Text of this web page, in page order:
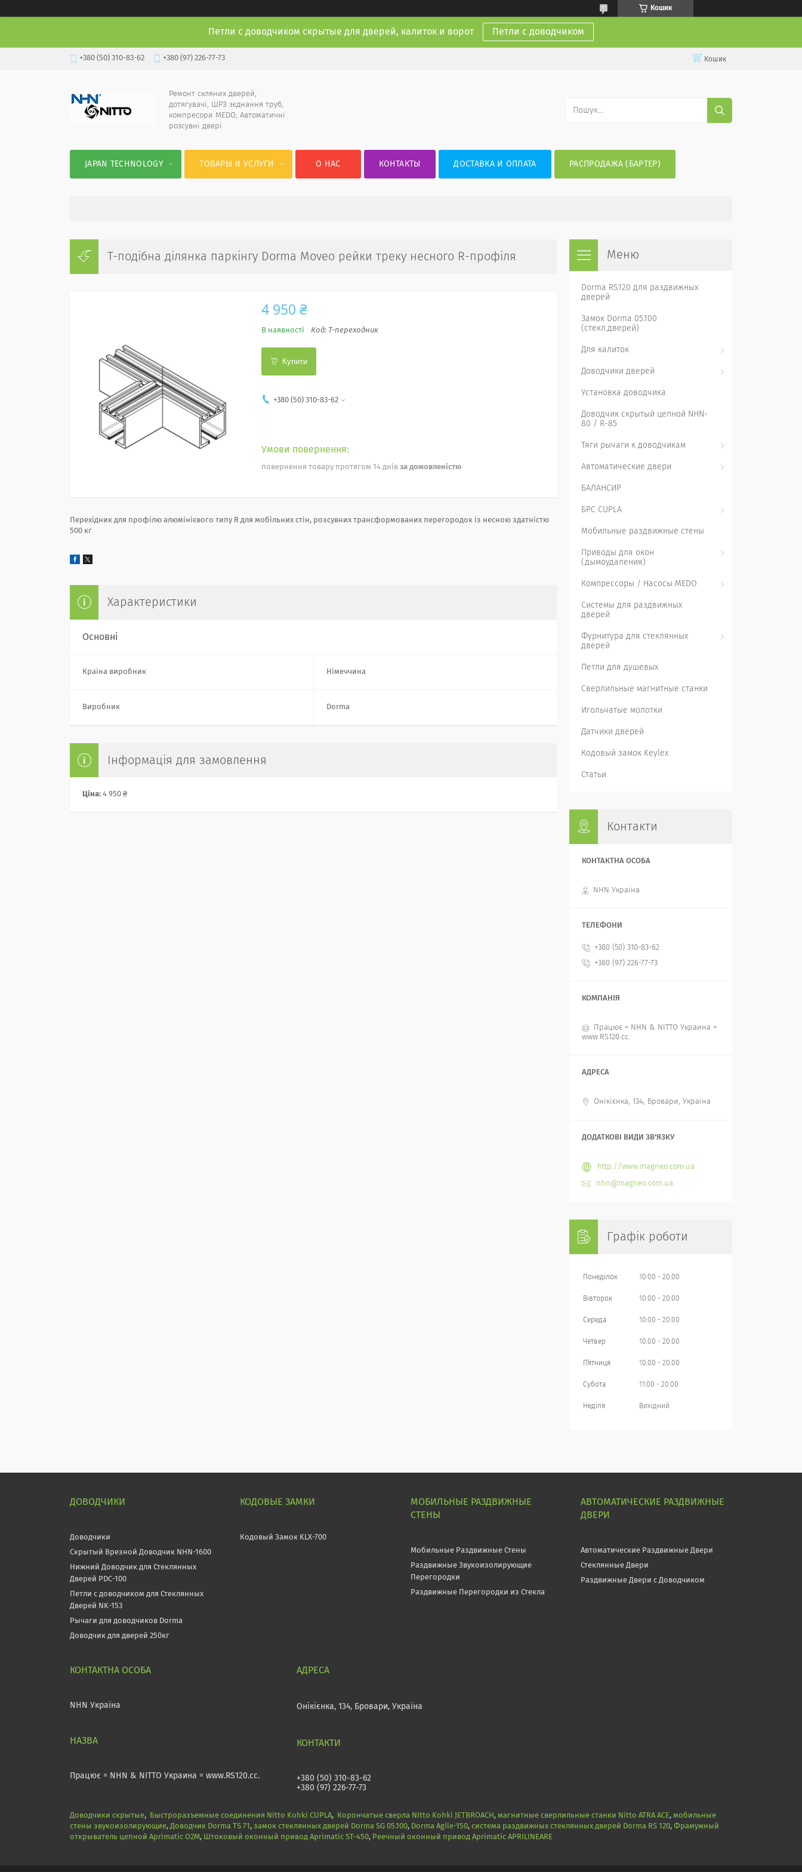
Кошик
Петли с доводчиком скрытые для дверей, калиток и ворот Петли с доводчиком
+380 (50) 310-83-62 +380 (97) 226-77-73 Кошик
Ремонт скляних дверей,
дотягувачі, ШРЗ зєднання труб,
компресори MEDO, Автоматичні
розсувні двері
JAPAN TECHNOLOGY ТОВАРЫ И УСЛУГИ О НАС КОНТАКТЫ ДОСТАВКА И ОПЛАТА РАСПРОДАЖА (БАРТЕР)
Т-подібна ділянка паркінгу Dorma Moveo рейки треку несного R-профіля
4 950 ₴
В наявності Код: Т-переходник
Купити
+380 (50) 310-83-62
повернення товару протягом 14 днів за домовленістю
Перехідник для профілю алюмінієвого типу R для мобільних стін, розсувних трансформованих перегородок із несною здатністю
500 кг
Характеристики
Основні
Країна виробник Німеччина
Виробник Dorma
Інформація для замовлення
Ціна: 4 950 ₴
Dorma RS120 для раздвижных
дверей
Замок Dorma 05.100
(стекл.дверей)
Для калиток
Доводчики дверей
Установка доводчика
Доводчик скрытый цепной NHN-
80 / R-85
Тяги рычаги к доводчикам
Автоматические двери
БАЛАНСИР
БРС CUPLA
Мобильные раздвижные стены
Приводы для окон
(дымоудаления)
Компрессоры / Насосы MEDO
Системы для раздвижных
дверей
Фурнитура для стеклянных
дверей
Петли для душевых
Сверлильные магнитные станки
Игольчатые молотки
Датчики дверей
Кодовый замок Keylex
Статьи
Контакти
NHN Україна
+380 (50) 310-83-62
+380 (97) 226-77-73
Працює = NHN & NITTO Украина =
www.RS120.cc.
Онікієнка, 134, Бровари, Україна
http://www.magneo.com.ua
nhn@magneo.com.ua
Графік роботи
Понеділок 10:00 20:00
Вівторок 10:00 20:00
Середа 10:00 20:00
Четвер 10:00 20:00
Пʼятниця 10:00 20:00
Субота 11:00 20:00
Неділя Вихідний
ДОВОДЧИКИ
Доводчики
Скрытый Врезной Доводчик NHN-1600
Нижний Доводчик для Стеклянных
Дверей PDC-100
Петли с доводчиком для Стеклянных
Дверей NK-153
Рычаги для доводчиков Dorma
Доводчик для дверей 250кг
КОДОВЫЕ ЗАМКИ
Кодовый Замок KLX-700
МОБИЛЬНЫЕ РАЗДВИЖНЫЕ
СТЕНЫ
Мобильные Раздвижные Стены
Раздвижные Звукоизолирующие
Перегородки
Раздвижные Перегородки из Стекла
АВТОМАТИЧЕСКИЕ РАЗДВИЖНЫЕ
ДВЕРИ
Автоматические Раздвижные Двери
Стеклянные Двери
Раздвижные Двери с Доводчиком
NHN Україна
Працює = NHN & NITTO Украина = www.RS120.cc.
Онікієнка, 134, Бровари, Україна
+380 (50) 310-83-62
+380 (97) 226-77-73
Доводчики скрытые, Быстроразъемные соединения Nitto Kohki CUPLA, Корончатые сверла Nitto Kohki JETBROACH, магнитные сверлильные станки Nitto ATRA ACE, мобильные
стены звукоизолирующие, Доводчик Dorma TS 71 , замок стеклянных дверей Dorma SG 05.100, Dorma Agile-150, система раздвижных стеклянных дверей Dorma RS 120, Фрамужный
открыватель цепной Aprimatic O2M, Штоковый оконный привод Aprimatic ST-450, Реечный оконный привод Aprimatic APRILINEARE